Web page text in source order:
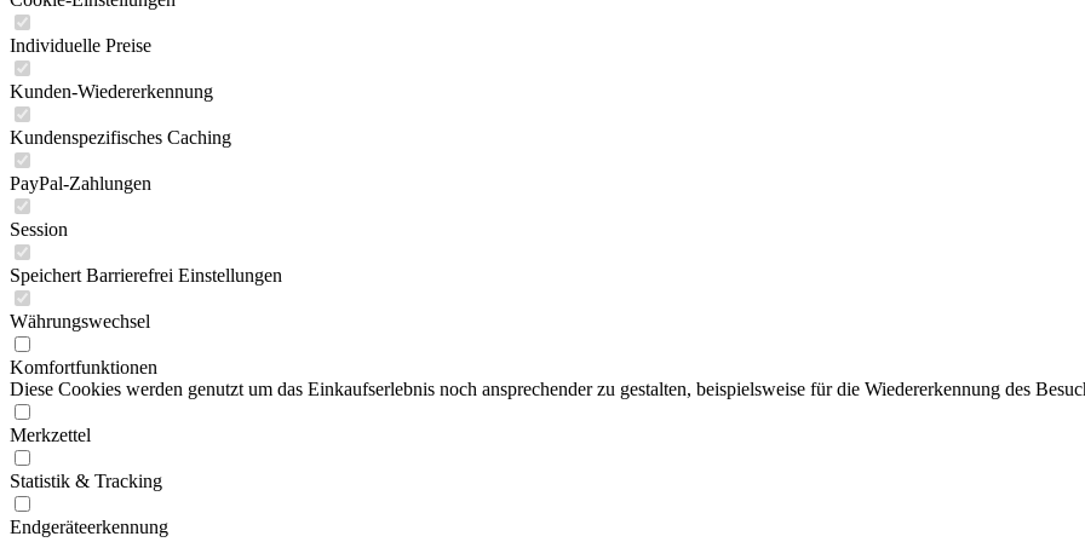
Individuelle Preise
Kunden-Wiedererkennung
Kundenspezifisches Caching
PayPal-Zahlungen
Session
Speichert Barrierefrei Einstellungen
Währungswechsel
Komfortfunktionen
Diese Cookies werden genutzt um das Einkaufserlebnis noch ansprechender zu gestalten, beispielsweise für die Wiedererkennung des
Merkzettel
Statistik & Tracking
Endgeräteerkennung